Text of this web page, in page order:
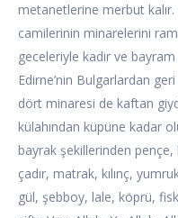
metanetlerine merbut kalır.
camilerinin minarelerini
geceleriyle kadir ve
Edirne’nin Bulgarlardan
dört minaresi de kaftan
külahından küpüne kadar
bayrak şekillerinden pençe,
çadır, matrak, kılınç,
gül, şebboy, lale, köprü,